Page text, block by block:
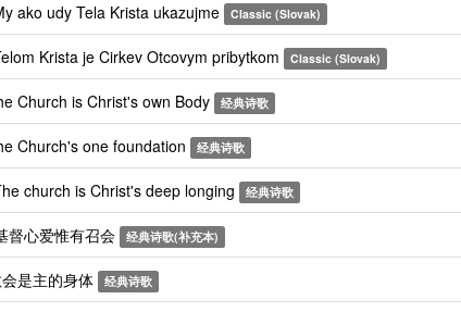
ako udy Tela Krista ukazujme Classic (Slovak)
Krista je Cirkev Otcovym pribytkom Classic (Slovak)
Church is Christ's own Body 经典诗歌
Church's one foundation 经典诗歌
church is Christ's deep longing 经典诗歌
督心爱惟有召会 经典诗歌(补充本)
是主的身体 经典诗歌